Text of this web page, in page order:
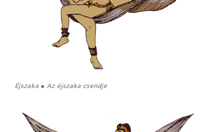
Éjszaka ● Az éjszaka csendje